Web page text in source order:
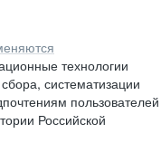
технологии
систематизации
пользователей
Российской